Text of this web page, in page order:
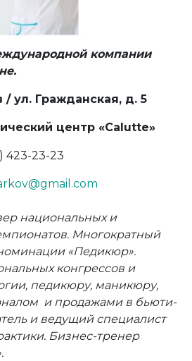
компании
/ ул. Гражданская, д. 5
центр «Calutte»
423-23-23
национальных и
Многократный
«Педикюр».
конгрессов и
педикюру, маникюру,
и продажами в бьюти-
и ведущий специалист
Бизнес-тренер